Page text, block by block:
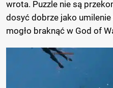
wrota. Puzzle nie są
dosyć dobrze jako
mogło braknąć w God of